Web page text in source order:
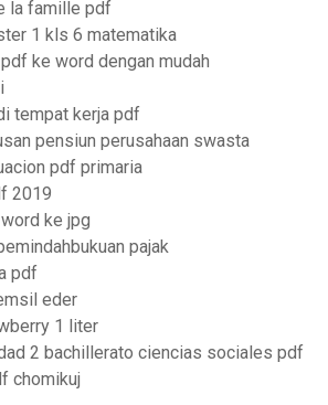
la famille pdf
1 kls 6 matematika
ke word dengan mudah
tempat kerja pdf
pensiun perusahaan swasta
pdf primaria
2019
ke jpg
pajak
pdf
eder
1 liter
2 bachillerato ciencias sociales pdf
chomikuj